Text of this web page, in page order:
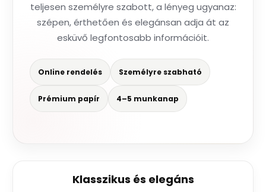
teljesen személyre szabott, a lényeg ugyanaz:
szépen, érthetően és elegánsan adja át az
esküvő legfontosabb információit.
Online rendelés Személyre szabható
Prémium papír 4–5 munkanap
Klasszikus és elegáns